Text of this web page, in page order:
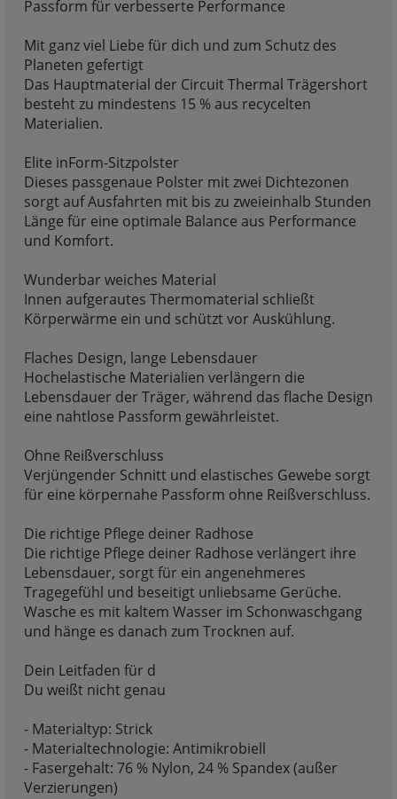
Passform für verbesserte Performance
Mit ganz viel Liebe für dich und zum Schutz des
Planeten gefertigt
Das Hauptmaterial der Circuit Thermal Trägershort
besteht zu mindestens 15 % aus recycelten
Materialien.
Elite inForm-Sitzpolster
Dieses passgenaue Polster mit zwei Dichtezonen
sorgt auf Ausfahrten mit bis zu zweieinhalb Stunden
Länge für eine optimale Balance aus Performance
und Komfort.
Wunderbar weiches Material
Innen aufgerautes Thermomaterial schließt
Körperwärme ein und schützt vor Auskühlung.
Flaches Design, lange Lebensdauer
Hochelastische Materialien verlängern die
Lebensdauer der Träger, während das flache Design
eine nahtlose Passform gewährleistet.
Ohne Reißverschluss
Verjüngender Schnitt und elastisches Gewebe sorgt
für eine körpernahe Passform ohne Reißverschluss.
Die richtige Pflege deiner Radhose
Die richtige Pflege deiner Radhose verlängert ihre
Lebensdauer, sorgt für ein angenehmeres
Tragegefühl und beseitigt unliebsame Gerüche.
Wasche es mit kaltem Wasser im Schonwaschgang
und hänge es danach zum Trocknen auf.
Dein Leitfaden für d
Du weißt nicht genau
- Materialtyp: Strick
- Materialtechnologie: Antimikrobiell
- Fasergehalt: 76 % Nylon, 24 % Spandex (außer
Verzierungen)